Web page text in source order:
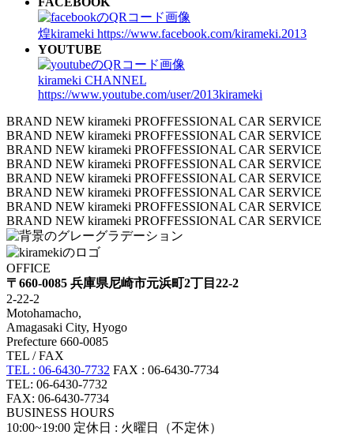
煌kirameki https://www.facebook.com/kirameki.2013
YOUTUBE
kirameki CHANNEL
https://www.youtube.com/user/2013kirameki
BRAND NEW kirameki PROFFESSIONAL CAR SERVICE
BRAND NEW kirameki PROFFESSIONAL CAR SERVICE
BRAND NEW kirameki PROFFESSIONAL CAR SERVICE
BRAND NEW kirameki PROFFESSIONAL CAR SERVICE
BRAND NEW kirameki PROFFESSIONAL CAR SERVICE
BRAND NEW kirameki PROFFESSIONAL CAR SERVICE
BRAND NEW kirameki PROFFESSIONAL CAR SERVICE
BRAND NEW kirameki PROFFESSIONAL CAR SERVICE
OFFICE
〒660-0085 兵庫県尼崎市元浜町2丁目22-2
2-22-2
Motohamacho,
Amagasaki City, Hyogo
Prefecture 660-0085
TEL / FAX
TEL : 06-6430-7732 FAX : 06-6430-7734
TEL: 06-6430-7732
FAX: 06-6430-7734
BUSINESS HOURS
10:00~19:00 定休日 : 火曜日（不定休）